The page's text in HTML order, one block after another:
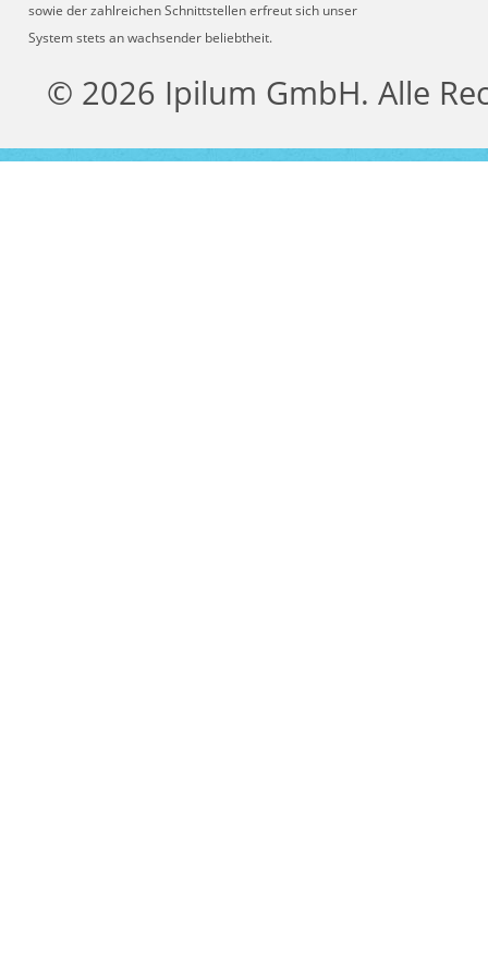
sowie der zahlreichen Schnittstellen erfreut sich unser
System stets an wachsender beliebtheit.
© 2026 Ipilum GmbH. Alle